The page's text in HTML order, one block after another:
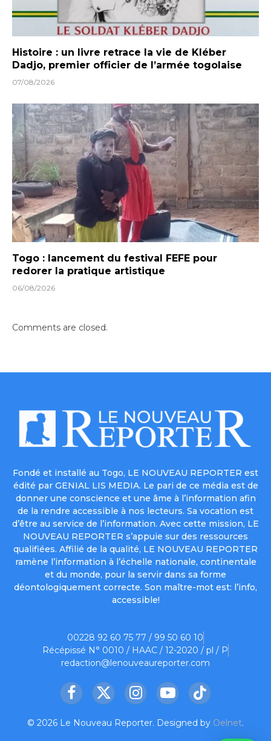
Histoire : un livre retrace la vie de Kléber
Dadjo, premier officier de l’armée togolaise
07/08/2026
Togo : lancement du festival FEFE pour
redorer la pratique artistique
06/08/2026
Comments are closed.
Fondé et installé au Togo, LE NOUVEAU REPORTER est
édité par GENIAL LIS MEDIA. Le pari de ce média est de
donner une conscience et une âme à l’information afin
de la rendre accessible à nos lecteurs. Sa vocation est
d’être au service de l’information. Avec cette mission, LE
NOUVEAU REPORTER s’appuie sur des ressources
qualifiées. Affilié de la qualité, LE NOUVEAU REPORTER
ramène l’information à l’échelle nationale, continentale
et du monde, pour la servir dans sa forme
déontologiquement correcte. Son maître-mot est: l’info,
accessible!
00228 92 60 75 77 / 99 50 60 10
Récépissé N° 0010 / HAAC / 12-2020 / pl / P
redaction@lenouveaureporter.com
Facebook
X
InstagramYouTubeTikTok
© 2026 Le Nouveau Reporter. Designed by Oelnet.